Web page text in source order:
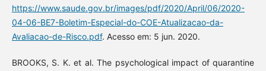
https://www.saude.gov.br/images/pdf/2020/April/06/2020-
04-06-BE7-Boletim-Especial-do-COE-Atualizacao-da-
Avaliacao-de-Risco.pdf. Acesso em: 5 jun. 2020.
BROOKS, S. K. et al. The psychological impact of quarantine